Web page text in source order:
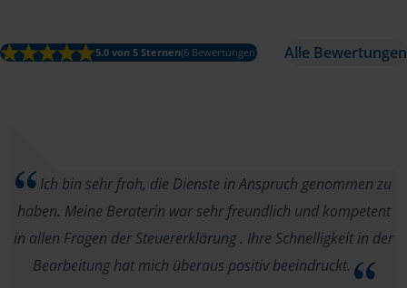
5.0 von 5 Sternen(6 Bewertungen) Alle Bewertungen
Ich bin sehr froh, die Dienste in Anspruch genommen zu
haben. Meine Beraterin war sehr freundlich und kompetent
in allen Fragen der Steuererklärung . Ihre Schnelligkeit in der
Bearbeitung hat mich überaus positiv beeindruckt.